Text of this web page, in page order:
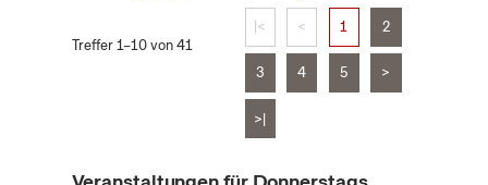
Treffer 1–10 von 41
|< < 1 2
3 4 5 >
>|